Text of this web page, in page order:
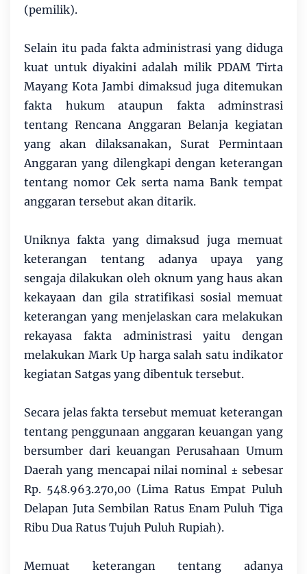
(pemilik).
Selain itu pada fakta administrasi yang diduga
kuat untuk diyakini adalah milik PDAM Tirta
Mayang Kota Jambi dimaksud juga ditemukan
fakta hukum ataupun fakta adminstrasi
tentang Rencana Anggaran Belanja kegiatan
yang akan dilaksanakan, Surat Permintaan
Anggaran yang dilengkapi dengan keterangan
tentang nomor Cek serta nama Bank tempat
anggaran tersebut akan ditarik.
Uniknya fakta yang dimaksud juga memuat
keterangan tentang adanya upaya yang
sengaja dilakukan oleh oknum yang haus akan
kekayaan dan gila stratifikasi sosial memuat
keterangan yang menjelaskan cara melakukan
rekayasa fakta administrasi yaitu dengan
melakukan Mark Up harga salah satu indikator
kegiatan Satgas yang dibentuk tersebut.
Secara jelas fakta tersebut memuat keterangan
tentang penggunaan anggaran keuangan yang
bersumber dari keuangan Perusahaan Umum
Daerah yang mencapai nilai nominal ± sebesar
Rp. 548.963.270,00 (Lima Ratus Empat Puluh
Delapan Juta Sembilan Ratus Enam Puluh Tiga
Ribu Dua Ratus Tujuh Puluh Rupiah).
Memuat keterangan tentang adanya